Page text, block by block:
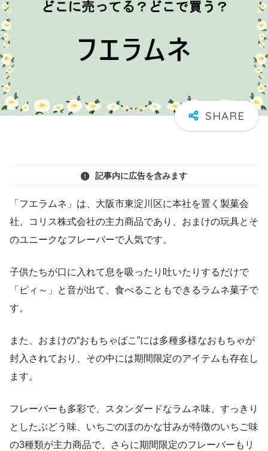
記事内に広告を含みます
「フエラムネ」は、大阪市東淀川区に本社を置く製菓会
社、コリス株式会社の主力商品であり、おまけの玩具とそ
のユニークなフレーバーで人気です。
子供たちが口に入れて息を吸ったり吐いたりするだけで
「ピィ～」と音が出て、食べることもできるラムネ菓子で
す。
また、おまけの“おもちゃばこ”には多種多様なおもちゃが
封入されており、その中には期間限定のアイテムも存在し
ます。
フレーバーも多彩で、スタンダードなラムネ味、すっきり
としたぶどう味、いちごのほのかな甘みが特徴のいちご味
の3種類が主力商品で、さらに期間限定のフレーバーもリ